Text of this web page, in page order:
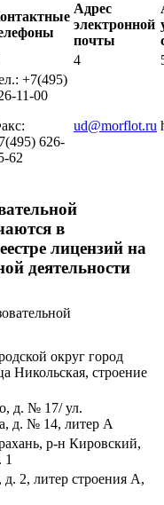
Адрес
электронной
почты
4
+7(495)
11-00
626-
62
ud@morflot.ru
в
лицензий на
деятельности
округ город
Никольская, строение
д. № 17/ ул.
д. № 14, литер А
р-н Кировский,
1
д. 2, литер строения А,